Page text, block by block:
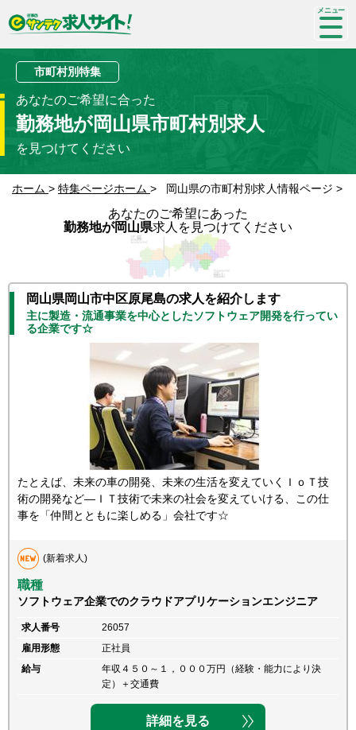
SP-
me
市町村別特集
あなたのご希望に合った
勤務地が岡山県市町村別求人
を見つけてください
ホーム > 特集ページホーム > 岡山県の市町村別求人情報ページ >
あなたのご希望にあった
勤務地が岡山県求人を見つけてください
岡山県岡山市中区原尾島の求人を紹介します
主に製造・流通事業を中心としたソフトウェア開発を行ってい
る企業です☆
たとえば、未来の車の開発、未来の生活を変えていくＩｏＴ技
術の開発など―ＩＴ技術で未来の社会を変えていける、この仕
事を「仲間とともに楽しめる」会社です☆
(新着求人)
職種
ソフトウェア企業でのクラウドアプリケーションエンジニア
求人番号
26057
雇用形態
正社員
給与
年収４５０～１，０００万円（経験・能力により決
定）＋交通費
詳細を見る